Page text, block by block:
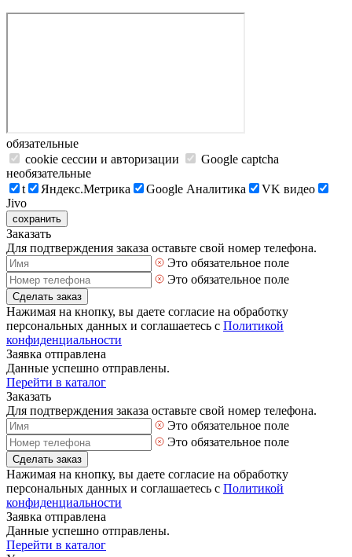
обязательные
cookie сессии и авторизации
Google captcha
необязательные
t
Яндекс.Метрика Google Аналитика
VK видео
Jivo
сохранить
Заказать
Для подтверждения заказа оставьте свой номер телефона.
Это обязательное поле
Это обязательное поле
Сделать заказ
Нажимая на кнопку, вы даете согласие на обработку
персональных данных и соглашаетесь с Политикой
конфиденциальности
Заявка отправлена
Данные успешно отправлены.
Перейти в каталог
Заказать
Для подтверждения заказа оставьте свой номер телефона.
Это обязательное поле
Это обязательное поле
Сделать заказ
Нажимая на кнопку, вы даете согласие на обработку
персональных данных и соглашаетесь с Политикой
конфиденциальности
Заявка отправлена
Данные успешно отправлены.
Перейти в каталог